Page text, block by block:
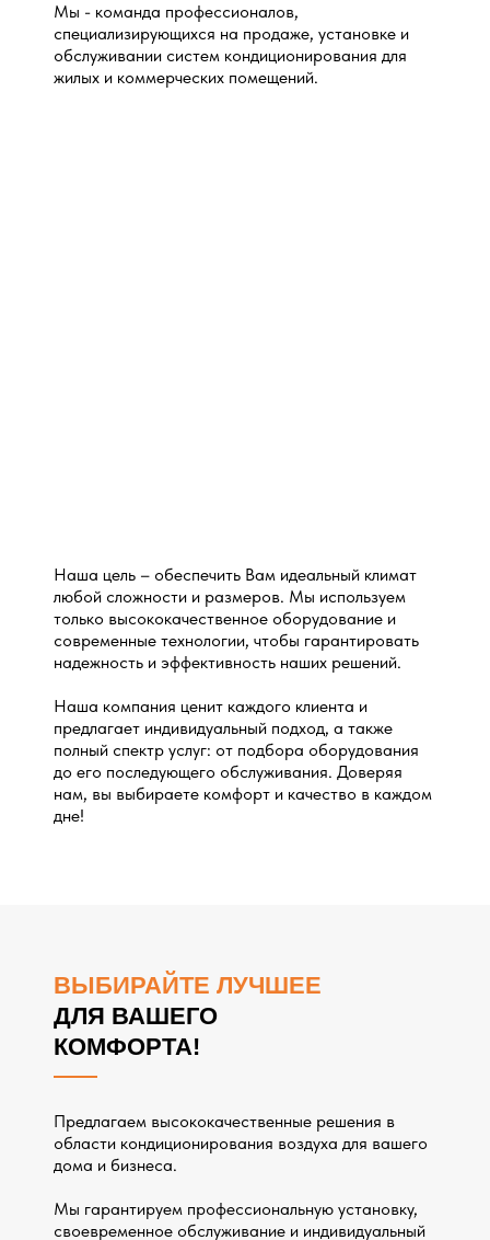
Мы - команда профессионалов,
специализирующихся на продаже, установке и
обслуживании систем кондиционирования для
жилых и коммерческих помещений.
Наша цель – обеспечить Вам идеальный климат
любой сложности и размеров. Мы используем
только высококачественное оборудование и
современные технологии, чтобы гарантировать
надежность и эффективность наших решений.
Наша компания ценит каждого клиента и
предлагает индивидуальный подход, а также
полный спектр услуг: от подбора оборудования
до его последующего обслуживания. Доверяя
нам, вы выбираете комфорт и качество в каждом
дне!
ВЫБИРАЙТЕ ЛУЧШЕЕ
ДЛЯ ВАШЕГО
КОМФОРТА!
Предлагаем высококачественные решения в
области кондиционирования воздуха для вашего
дома и бизнеса.
Мы гарантируем профессиональную установку,
своевременное обслуживание и индивидуальный